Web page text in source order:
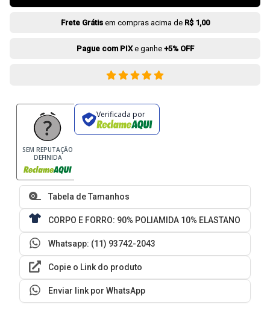
Frete Grátisem compras acima de R$ 1,00
Pague com PIXe ganhe +5% OFF
SEM REPUTAÇÃO
DEFINIDA
Verificada por
Tabela de Tamanhos
CORPO E FORRO: 90% POLIAMIDA 10% ELASTANO
Whatsapp: (11) 93742-2043
Copie o Link do produto
Enviar link por WhatsApp